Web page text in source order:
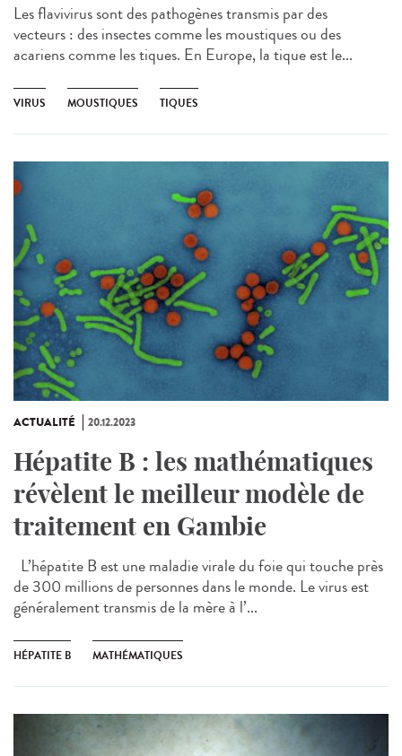
Les flavivirus sont des pathogènes transmis par des
vecteurs : des insectes comme les moustiques ou des
acariens comme les tiques. En Europe, la tique est le...
VIRUS MOUSTIQUES TIQUES
ACTUALITÉ 20.12.2023
Hépatite B : les mathématiques
révèlent le meilleur modèle de
traitement en Gambie
L’hépatite B est une maladie virale du foie qui touche près
de 300 millions de personnes dans le monde. Le virus est
généralement transmis de la mère à l’...
HÉPATITE B MATHÉMATIQUES